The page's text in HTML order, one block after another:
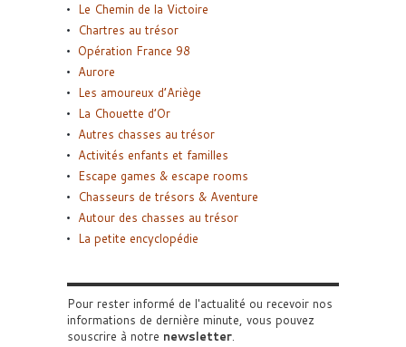
Le Chemin de la Victoire
Chartres au trésor
Opération France 98
Aurore
Les amoureux d’Ariège
La Chouette d’Or
Autres chasses au trésor
Activités enfants et familles
Escape games & escape rooms
Chasseurs de trésors & Aventure
Autour des chasses au trésor
La petite encyclopédie
Pour rester informé de l'actualité ou recevoir nos
informations de dernière minute, vous pouvez
souscrire à notre newsletter.